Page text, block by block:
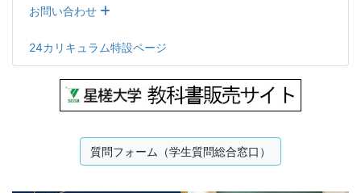
お問い合わせ
24カリキュラム特設ページ
質問フォーム（学生質問総合窓口）